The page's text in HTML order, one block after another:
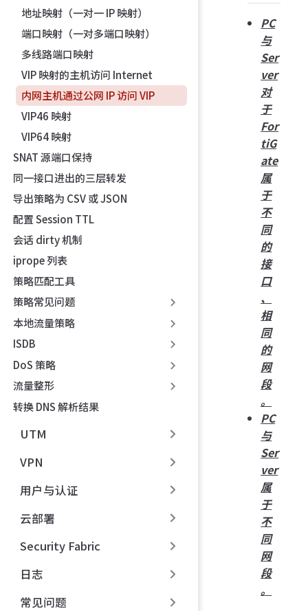
地址映射（一对一 IP 映射）
端口映射（一对多端口映射）
多线路端口映射
VIP 映射的主机访问 Internet
内网主机通过公网 IP 访问 VIP
VIP46 映射
VIP64 映射
SNAT 源端口保持
同一接口进出的三层转发
导出策略为 CSV 或 JSON
配置 Session TTL
会话 dirty 机制
iprope 列表
策略匹配工具
策略常见问题
本地流量策略
ISDB
DoS 策略
流量整形
转换 DNS 解析结果
UTM
VPN
用户与认证
云部署
Security Fabric
日志
常见问题
PC
与
Ser
ver
对
于
For
tiG
ate
属
于
不
同
的
接
口
、
相
同
的
网
段
。
PC
与
Ser
ver
属
于
不
同
网
段
。